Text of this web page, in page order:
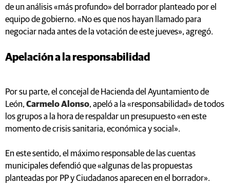
de un análisis «más profundo» del borrador planteado por el
equipo de gobierno. «No es que nos hayan llamado para
negociar nada antes de la votación de este jueves», agregó.
Apelación a la responsabilidad
Por su parte, el concejal de Hacienda del Ayuntamiento de
León, Carmelo Alonso, apeló a la «responsabilidad» de todos
los grupos a la hora de respaldar un presupuesto «en este
momento de crisis sanitaria, económica y social».
En este sentido, el máximo responsable de las cuentas
municipales defendió que «algunas de las propuestas
planteadas por PP y Ciudadanos aparecen en el borrador».